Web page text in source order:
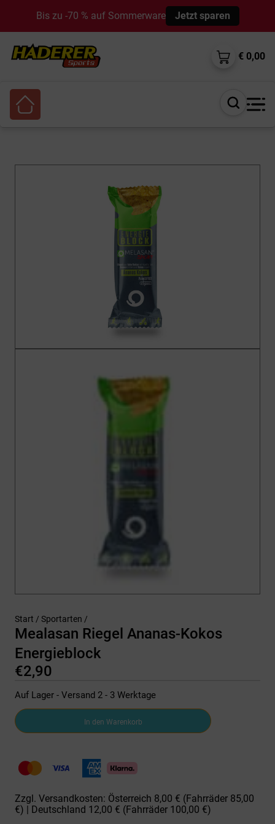
Bis zu -70 % auf Sommerware Jetzt sparen
€ 0,00
Suche
Start / Sportarten /
Mealasan Riegel Ananas-Kokos
Energieblock
€2,90
Auf Lager - Versand 2 - 3 Werktage
Mealasan
Riegel
Ananas-
Menge
In den Warenkorb
Zzgl. Versandkosten: Österreich 8,00 € (Fahrräder 85,00
€) | Deutschland 12,00 € (Fahrräder 100,00 €)